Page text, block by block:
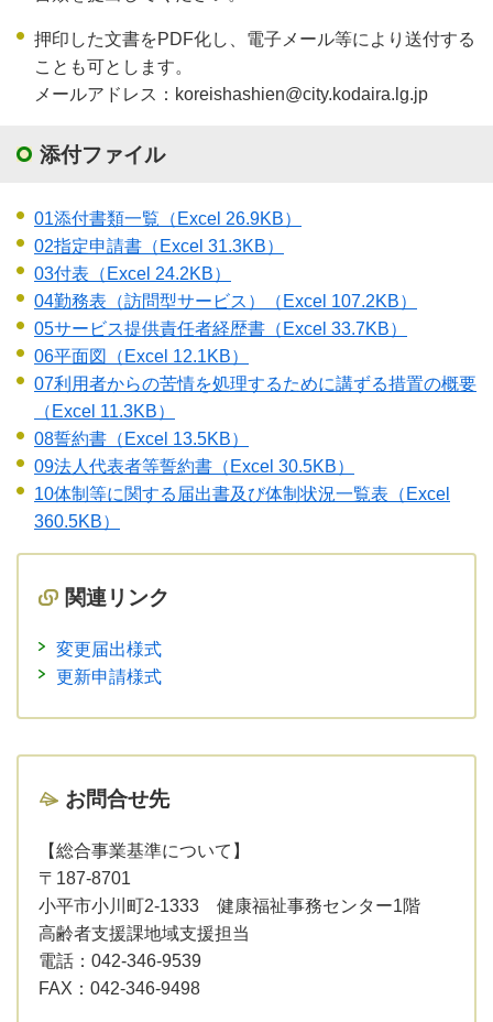
押印した文書をPDF化し、電子メール等により送付する
ことも可とします。
メールアドレス：koreishashien@city.kodaira.lg.jp
添付ファイル
01添付書類一覧 （Excel 26.9KB）
02指定申請書 （Excel 31.3KB）
03付表 （Excel 24.2KB）
04勤務表（訪問型サービス）
（Excel 107.2KB）
05サービス提供責任者経歴書 （Excel 33.7KB）
06平面図
（Excel 12.1KB）
07利用者からの苦情を処理するために講ずる措置の概要
（Excel 11.3KB）
08誓約書 （Excel 13.5KB）
09法人代表者等誓約書 （Excel 30.5KB）
10体制等に関する届出書及び体制状況一覧表 （Excel
360.5KB）
関連リンク
変更届出様式
更新申請様式
お問合せ先
【総合事業基準について】
〒187-8701
小平市小川町2-1333 健康福祉事務センター1階
高齢者支援課地域支援担当
電話：042-346-9539
FAX：042-346-9498